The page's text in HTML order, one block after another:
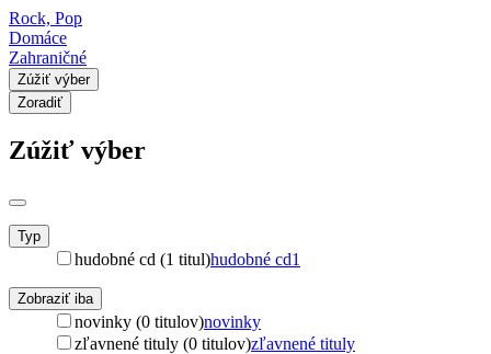
Rock, Pop
Domáce
Zahraničné
Zúžiť výber
Zoradiť
Zúžiť výber
Typ
hudobné cd (1 titul)hudobné cd1
Zobraziť iba
novinky (0 titulov)novinky
zľavnené tituly (0 titulov)zľavnené tituly